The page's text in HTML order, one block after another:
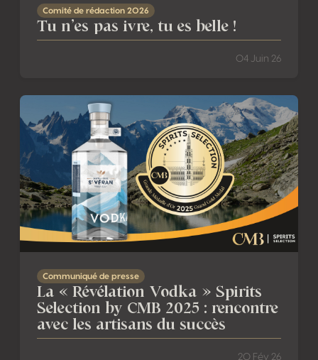
Comité de rédaction 2026
Tu n’es pas ivre, tu es belle !
04 Juin 26
La « Révélation Vodka » Spirits Selection by CMB 2025 :
Communiqué de presse
La « Révélation Vodka » Spirits
Selection by CMB 2025 : rencontre
avec les artisans du succès
20 Fév 26